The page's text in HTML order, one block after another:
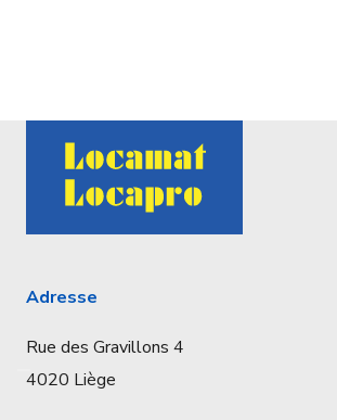
Adresse
Rue des Gravillons 4
4020 Liège